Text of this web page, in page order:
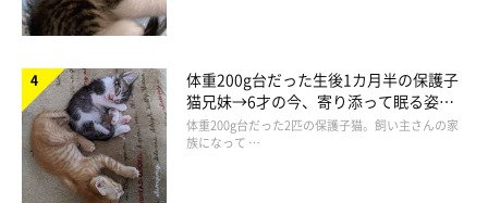
パタンッ♪
@dorami_chikuwa
体重200g台だった生後1カ月半の保護子
猫兄妹→6才の今、寄り添って眠る姿に
ほっこり！
体重200g台だった2匹の保護子猫。飼い主さんの家
族になって …